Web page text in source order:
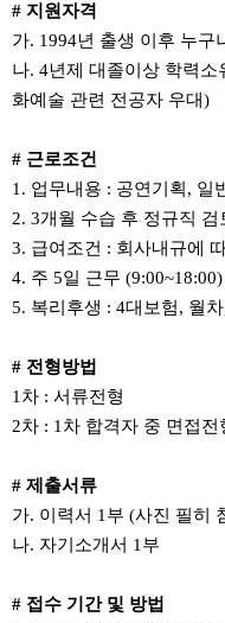
# 지원자격
가. 1994년 출생 이후 누구
나. 4년제 대졸이상 학력
화예술 관련 전공자 우대)
# 근로조건
1. 업무내용 : 공연기획, 일
2. 3개월 수습 후 정규직 검
3. 급여조건 : 회사내규에
4. 주 5일 근무
5. 복리후생 : 4대보험, 월
# 전형방법
1차 : 서류전형
2차 : 1차 합격자 중 면접
# 제출서류
가. 이력서 1부 (사진 필히
나. 자기소개서 1부
# 접수 기간 및 방법